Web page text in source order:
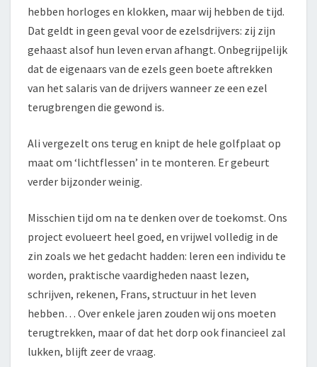
hebben horloges en klokken, maar wij hebben de tijd.
Dat geldt in geen geval voor de ezelsdrijvers: zij zijn
gehaast alsof hun leven ervan afhangt. Onbegrijpelijk
dat de eigenaars van de ezels geen boete aftrekken
van het salaris van de drijvers wanneer ze een ezel
terugbrengen die gewond is.
Ali vergezelt ons terug en knipt de hele golfplaat op
maat om ‘lichtflessen’ in te monteren. Er gebeurt
verder bijzonder weinig.
Misschien tijd om na te denken over de toekomst. Ons
project evolueert heel goed, en vrijwel volledig in de
zin zoals we het gedacht hadden: leren een individu te
worden, praktische vaardigheden naast lezen,
schrijven, rekenen, Frans, structuur in het leven
hebben… Over enkele jaren zouden wij ons moeten
terugtrekken, maar of dat het dorp ook financieel zal
lukken, blijft zeer de vraag.